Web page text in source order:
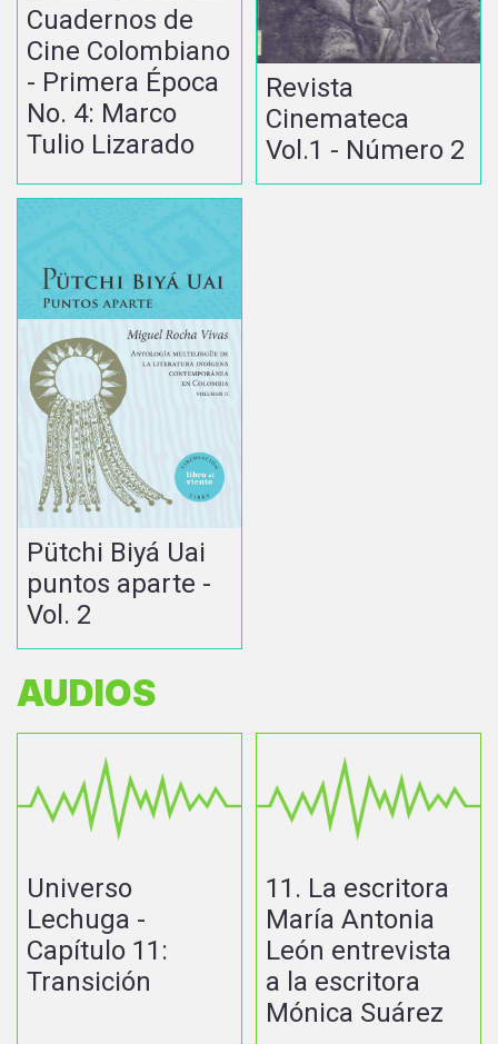
Cuadernos de
Cine Colombiano
- Primera Época
No. 4: Marco
Tulio Lizarado
Revista
Cinemateca
Vol.1 - Número 2
Pütchi Biyá Uai
puntos aparte -
Vol. 2
AUDIOS
Universo
Lechuga -
Capítulo 11:
Transición
11. La escritora
María Antonia
León entrevista
a la escritora
Mónica Suárez